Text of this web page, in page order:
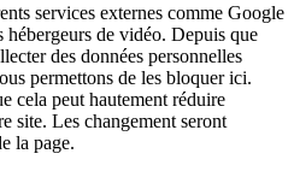
services externes comme Google
de vidéo. Depuis que
des données personnelles
permettons de les bloquer ici.
cela peut hautement réduire
site. Les changement seront
la page.